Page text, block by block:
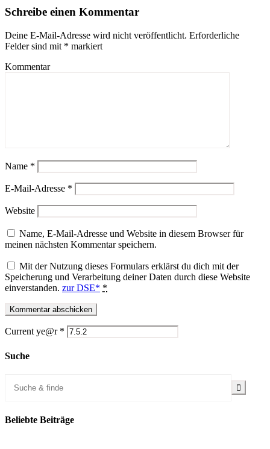
Schreibe einen Kommentar
Deine E-Mail-Adresse wird nicht veröffentlicht. Erforderliche
Felder sind mit * markiert
Kommentar
Name *
E-Mail-Adresse *
Website
Name, E-Mail-Adresse und Website in diesem Browser für
meinen nächsten Kommentar speichern.
Mit der Nutzung dieses Formulars erklärst du dich mit der
Speicherung und Verarbeitung deiner Daten durch diese Website
einverstanden. zur DSE* *
Current ye@r *
Suche
Beliebte Beiträge